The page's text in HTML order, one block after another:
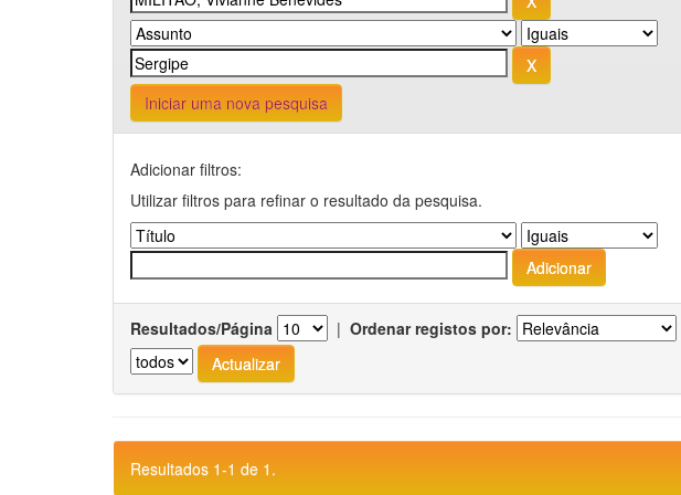
Iniciar uma nova pesquisa
Adicionar filtros:
Utilizar filtros para refinar o resultado da pesquisa.
Resultados/Página | Ordenar registos por:
Resultados 1-1 de 1.